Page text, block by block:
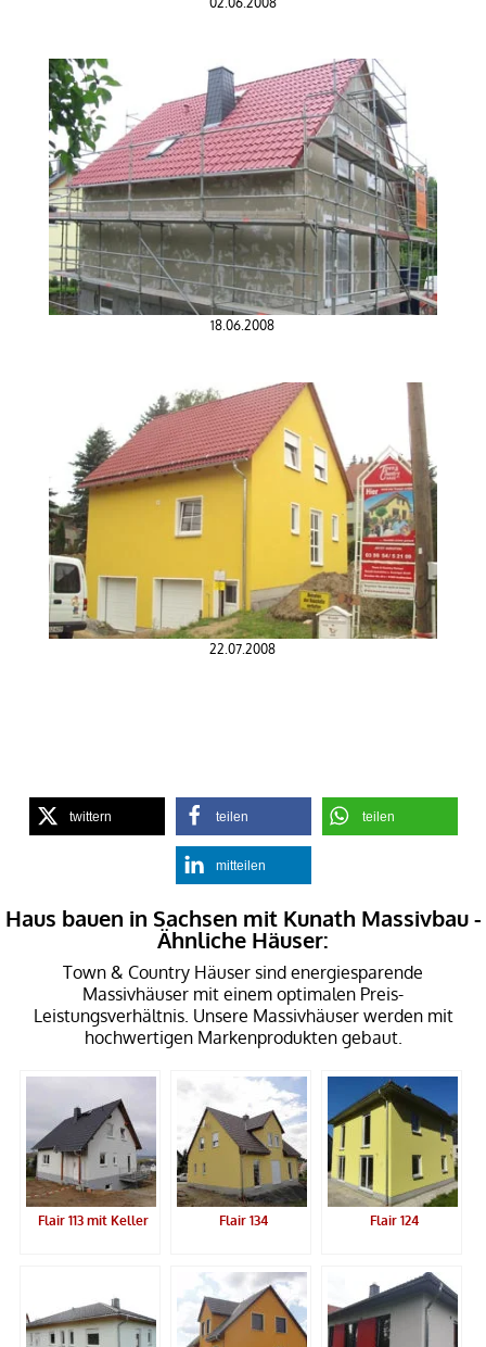
18.06.2008
22.07.2008
twittern teilen teilen
mitteilen
Haus bauen in Sachsen mit Kunath Massivbau -
Ähnliche Häuser:
Town & Country Häuser sind energiesparende
Massivhäuser mit einem optimalen Preis-
Leistungsverhältnis. Unsere Massivhäuser werden mit
hochwertigen Markenprodukten gebaut.
Flair 113 mit Keller Flair 134 Flair 124